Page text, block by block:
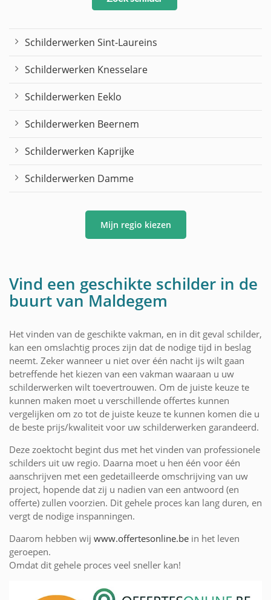
Schilderwerken Sint-Laureins
Schilderwerken Knesselare
Schilderwerken Eeklo
Schilderwerken Beernem
Schilderwerken Kaprijke
Schilderwerken Damme
Mijn regio kiezen
Vind een geschikte schilder in de
buurt van Maldegem
Het vinden van de geschikte vakman, en in dit geval schilder,
kan een omslachtig proces zijn dat de nodige tijd in beslag
neemt. Zeker wanneer u niet over één nacht ijs wilt gaan
betreffende het kiezen van een vakman waaraan u uw
schilderwerken wilt toevertrouwen. Om de juiste keuze te
kunnen maken moet u verschillende offertes kunnen
vergelijken om zo tot de juiste keuze te kunnen komen die u
de beste prijs/kwaliteit voor uw schilderwerken garandeerd.
Deze zoektocht begint dus met het vinden van professionele
schilders uit uw regio. Daarna moet u hen één voor één
aanschrijven met een gedetailleerde omschrijving van uw
project, hopende dat zij u nadien van een antwoord (en
offerte) zullen voorzien. Dit gehele proces kan lang duren, en
vergt de nodige inspanningen.
Daarom hebben wij www.offertesonline.be in het leven
geroepen.
Omdat dit gehele proces veel sneller kan!